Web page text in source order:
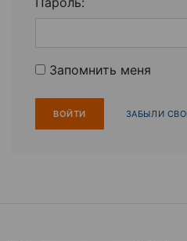
Запомнить меня
ЗАБЫЛИ